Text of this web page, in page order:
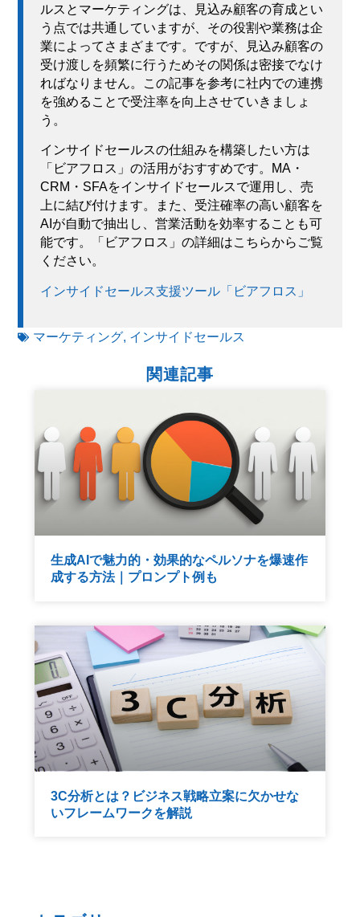
ルスとマーケティングは、見込み顧客の育成とい
う点では共通していますが、その役割や業務は企
業によってさまざまです。ですが、見込み顧客の
受け渡しを頻繁に行うためその関係は密接でなけ
ればなりません。この記事を参考に社内での連携
を強めることで受注率を向上させていきましょ
う。
インサイドセールスの仕組みを構築したい方は
「ビアフロス」の活用がおすすめです。MA・
CRM・SFAをインサイドセールスで運用し、売
上に結び付けます。また、受注確率の高い顧客を
AIが自動で抽出し、営業活動を効率することも可
能です。「ビアフロス」の詳細はこちらからご覧
ください。
インサイドセールス支援ツール「ビアフロス」
マーケティング, インサイドセールス
関連記事
生成AIで魅力的・効果的なペルソナを爆速作
成する方法｜プロンプト例も
3C分析とは？ビジネス戦略立案に欠かせな
いフレームワークを解説